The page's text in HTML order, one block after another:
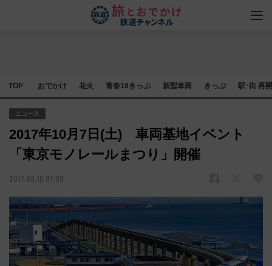
TOP おでかけ 花火 青春18きっぷ 新型車両 きっぷ 駅･街 再
ニュース
2017年10月7日(土) 車両基地イベント
「東京モノレールまつり」開催
2017.09.10 07:09